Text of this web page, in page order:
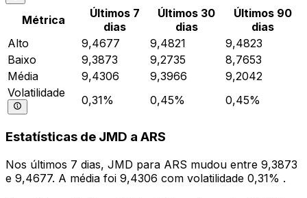
Métrica
Últimos 7
dias
Últimos 30
dias
Últimos 90
dias
Alto
9,4677 9,4821
9,4823
Baixo
9,3873 9,2735
8,7653
Média
9,4306 9,3966
9,2042
Volatilidade
0,31% 0,45% 0,45%
Estatísticas de JMD a ARS
Nos últimos 7 dias, JMD para ARS mudou entre 9,3873
e 9,4677. A média foi 9,4306 com volatilidade 0,31% .